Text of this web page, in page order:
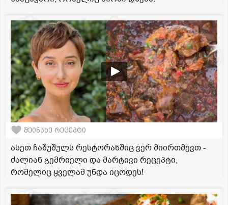
შეინახე რეცეპტი
ასეთ ჩაშუშულს რესტორანშიც ვერ მიირთმევთ -
ძალიან გემრიელი და მარტივი რეცეპტი,
რომელიც ყველამ უნდა იცოდეს!